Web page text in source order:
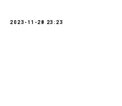
2023-11-28 23:23